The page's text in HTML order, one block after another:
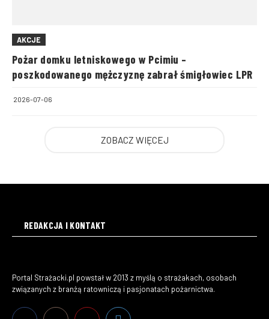
AKCJE
Pożar domku letniskowego w Pcimiu –
poszkodowanego mężczyznę zabrał śmigłowiec LPR
2026-07-06
ZOBACZ WIĘCEJ
REDAKCJA I KONTAKT
Portal Strażacki.pl powstał w 2013 z myślą o strażakach, osobach
związanych z branżą ratowniczą i pasjonatach pożarnictwa.